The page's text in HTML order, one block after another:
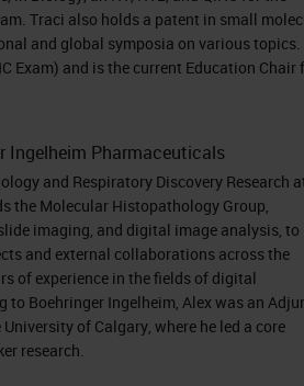
top right of the presentation
to now introduce our
biographies on our speakers,
you may now begin your
for the research platform
companies like Ultivue to
to the researchers that we
system, which is our
a little bit about the BOND
Traci also holds a patent in small
and global symposia on various topics.
Exam) and is the current Education Chair
Ingelheim Pharmaceuticals
and Respiratory Discovery Research
the Molecular Histopathology Group,
imaging, and digital image analysis, to
and external collaborations across the
of experience in the fields of digital
Boehringer Ingelheim, Alex was an
of Calgary, where he led a core
research.